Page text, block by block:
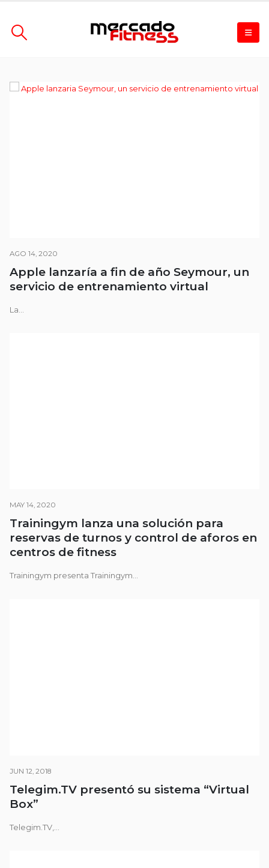
AGO 14, 2020
Apple lanzaría a fin de año Seymour, un
servicio de entrenamiento virtual
La...
MAY 14, 2020
Trainingym lanza una solución para
reservas de turnos y control de aforos en
centros de fitness
Trainingym presenta Trainingym...
JUN 12, 2018
Telegim.TV presentó su sistema “Virtual
Box”
Telegim.TV,...